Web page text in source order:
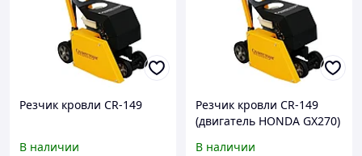
Резчик кровли CR-149
В наличии
Резчик кровли CR-149
(двигатель HONDA GX270)
В наличии